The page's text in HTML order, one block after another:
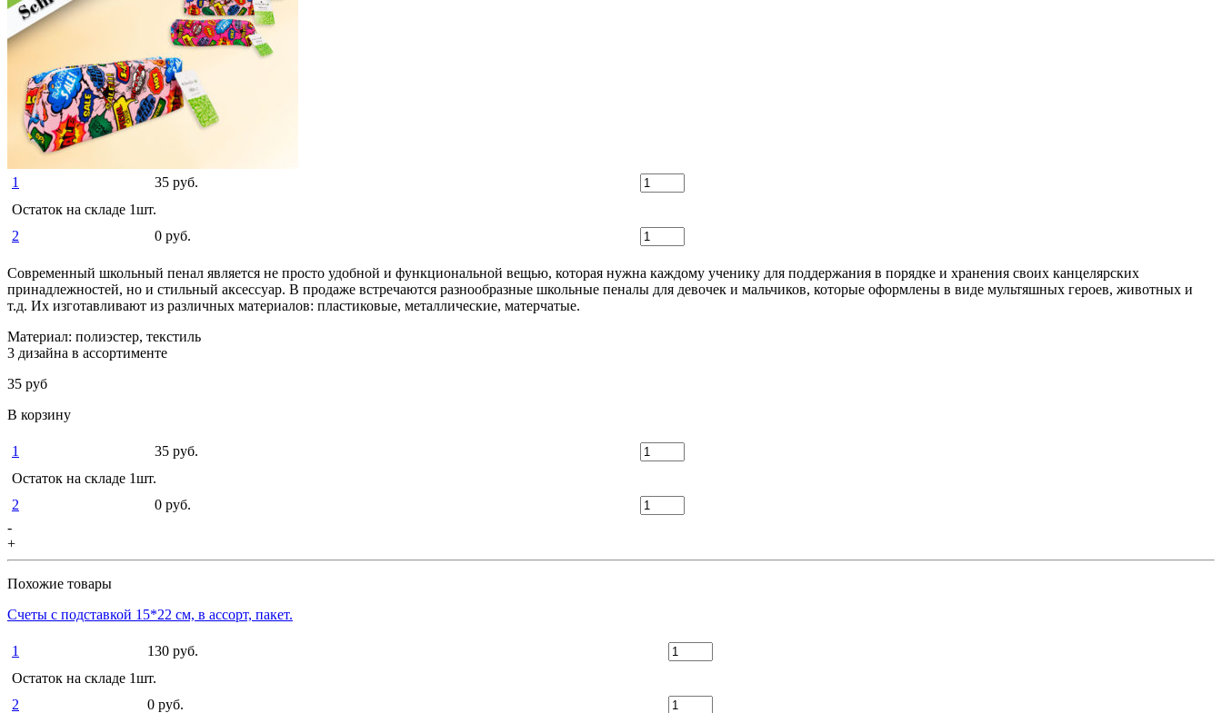
Спортивные и активные игры
Летний Ассортимент
Все для Праздника, гелевые шары
Зимний Ассортимент
Детская мебель
О магазине
Доставка и Оплата
Гарантия и возврат
Контакты
1
35 руб.
Остаток на складе 1шт.
2
0 руб.
Современный школьный пенал является не просто удобной и функциональной вещью, которая нужна каждому ученику для поддержания в порядке и хранения своих канцелярских
принадлежностей, но и стильный аксессуар. В продаже встречаются разнообразные школьные пеналы для девочек и мальчиков, которые оформлены в виде мультяшных героев, животных и
т.д. Их изготавливают из различных материалов: пластиковые, металлические, матерчатые.
Материал: полиэстер, текстиль
3 дизайна в ассортименте
35 руб
В корзину
1
35 руб.
Остаток на складе 1шт.
2
0 руб.
-
+
Похожие товары
Счеты с подставкой 15*22 см, в ассорт, пакет.
1
130 руб.
Остаток на складе 1шт.
2
0 руб.